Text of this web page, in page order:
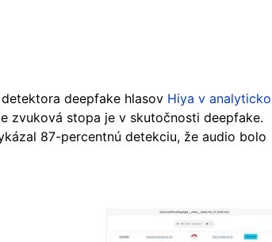
deepfake hlasov Hiya v
zvuková stopa je v skutočnosti deepfake.
87-percentnú detekciu, že audio bolo